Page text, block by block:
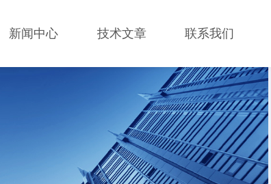
新闻中心 技术文章 联系我们